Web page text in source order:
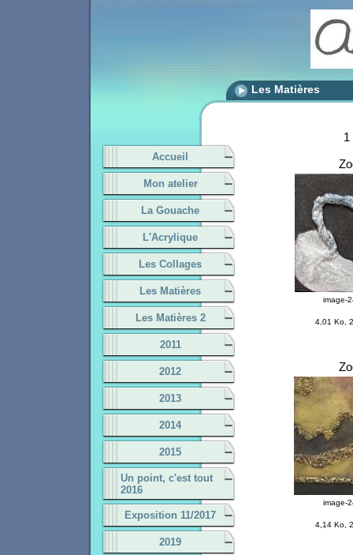
Les Matières
Accueil
Mon atelier
La Gouache
L'Acrylique
Les Collages
Les Matières
Les Matières 2
2011
2012
2013
2014
2015
Un point, c'est tout
2016
Exposition 11/2017
2019
1
image-
4,01 Ko,
image-
4,14 Ko,